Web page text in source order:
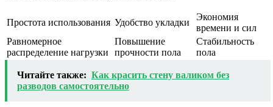
Простота использования Удобство укладки
Экономия
времени и сил
Равномерное
распределение нагрузки
Повышение
прочности пола
Стабильность
пола
Читайте также: Как красить стену валиком без
разводов самостоятельно